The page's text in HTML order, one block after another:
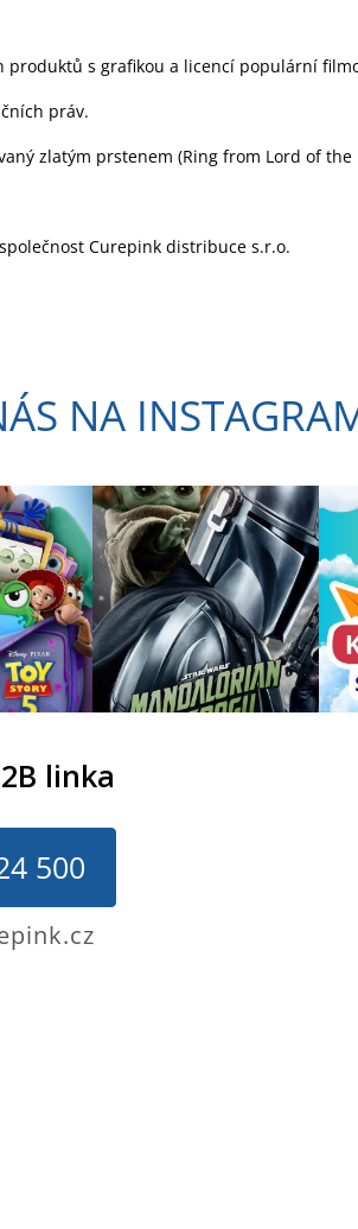
s grafikou a licencí populární
práv.
zlatým prstenem (Ring from Lord of
Curepink distribuce s.r.o.
NA
linka
500